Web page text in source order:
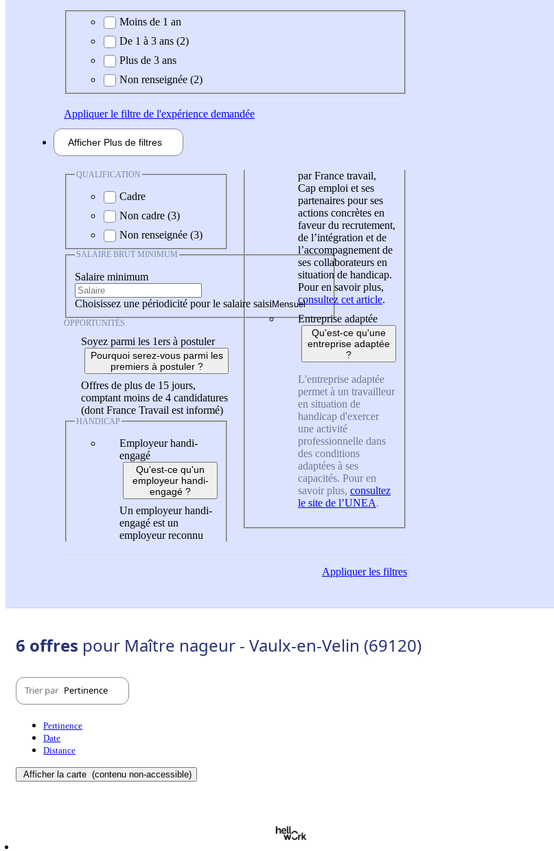
Expérience demandée
Moins de 1 an
De 1 à 3 ans (2)
Plus de 3 ans
Non renseignée (2)
Appliquerle filtre de l'expérience demandée
Afficher Plus de filtres
QUALIFICATION
Cadre
Non cadre (3)
Non renseignée (3)
SALAIRE BRUT MINIMUM
Salaire minimum
Choisissez une périodicité pour le salaire saisi
OPPORTUNITÉS
Soyez parmi les 1ers à postuler
Pourquoi serez-vous parmi les
premiers à postuler ?
Offres de plus de 15 jours,
comptant moins de 4 candidatures
(dont France Travail est informé)
HANDICAP
Employeur handi-
engagé
Qu'est-ce qu'un
employeur handi-
engagé ?
Un employeur handi-
engagé est un
employeur reconnu
par France travail,
Cap emploi et ses
partenaires pour ses
actions concrètes en
faveur du recrutement,
de l’intégration et de
l’accompagnement de
ses collaborateurs en
situation de handicap.
Pour en savoir plus,
consultez cet article.
Entreprise adaptée
Qu'est-ce qu'une
entreprise adaptée
?
L'entreprise adaptée
permet à un travailleur
en situation de
handicap d'exercer
une activité
professionnelle dans
des conditions
adaptées à ses
capacités. Pour en
savoir plus, consultez
le site de l’UNEA.
Appliquerles filtres
6 offres pour Maître nageur - Vaulx-en-Velin (69120)
Trier par Pertinence
Pertinence
Date
Distance
Afficher la carte (contenu non-accessible)